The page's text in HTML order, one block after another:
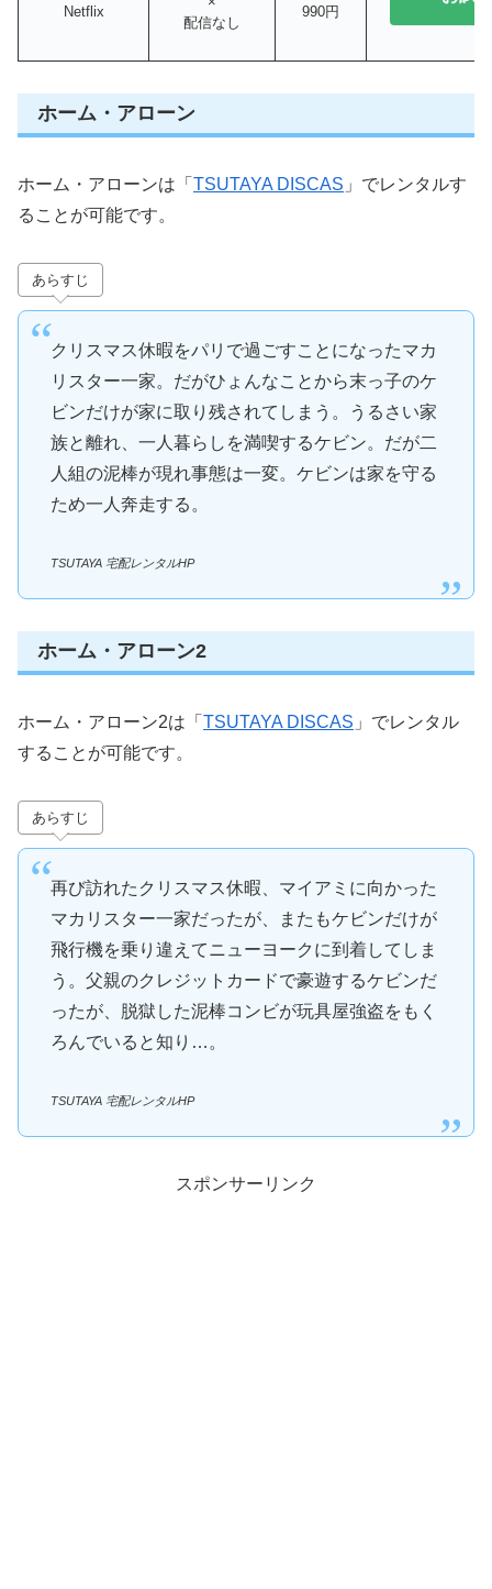
Netflix
配信なし
990円
ホーム・アローン
ホーム・アローンは「 TSUTAYA DISCAS 」でレンタルす
ることが可能です。
あらすじ
クリスマス休暇をパリで過ごすことになったマカ
リスター一家。だがひょんなことから末っ子のケ
ビンだけが家に取り残されてしまう。うるさい家
族と離れ、一人暮らしを満喫するケビン。だが二
人組の泥棒が現れ事態は一変。ケビンは家を守る
ため一人奔走する。
TSUTAYA 宅配レンタルHP
ホーム・アローン2
ホーム・アローン2は「 TSUTAYA DISCAS 」でレンタル
することが可能です。
あらすじ
再び訪れたクリスマス休暇、マイアミに向かった
マカリスター一家だったが、またもケビンだけが
飛行機を乗り違えてニューヨークに到着してしま
う。父親のクレジットカードで豪遊するケビンだ
ったが、脱獄した泥棒コンビが玩具屋強盗をもく
ろんでいると知り…。
TSUTAYA 宅配レンタルHP
スポンサーリンク